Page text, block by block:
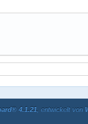
4.1.21, entwickelt von